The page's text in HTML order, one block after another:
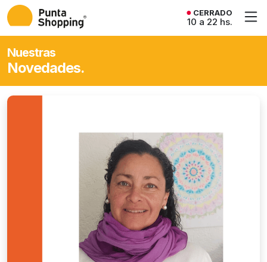
CERRADO
10 a 22 hs.
Nuestras
Novedades.